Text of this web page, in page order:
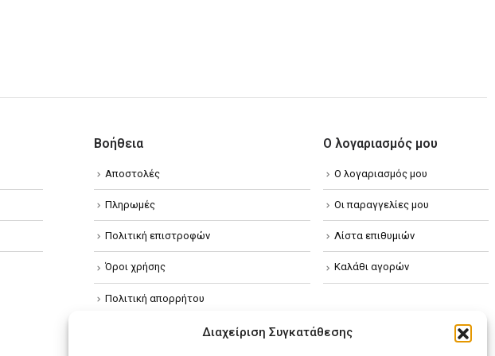
Διαχείριση Συγκατάθεσης
Βοήθεια
Αποστολές
Πληρωμές
Πολιτική επιστροφών
Όροι χρήσης
Πολιτική απορρήτου
Ο λογαριασμός μου
Ο λογαριασμός μου
Οι παραγγελίες μου
Λίστα επιθυμιών
Καλάθι αγορών